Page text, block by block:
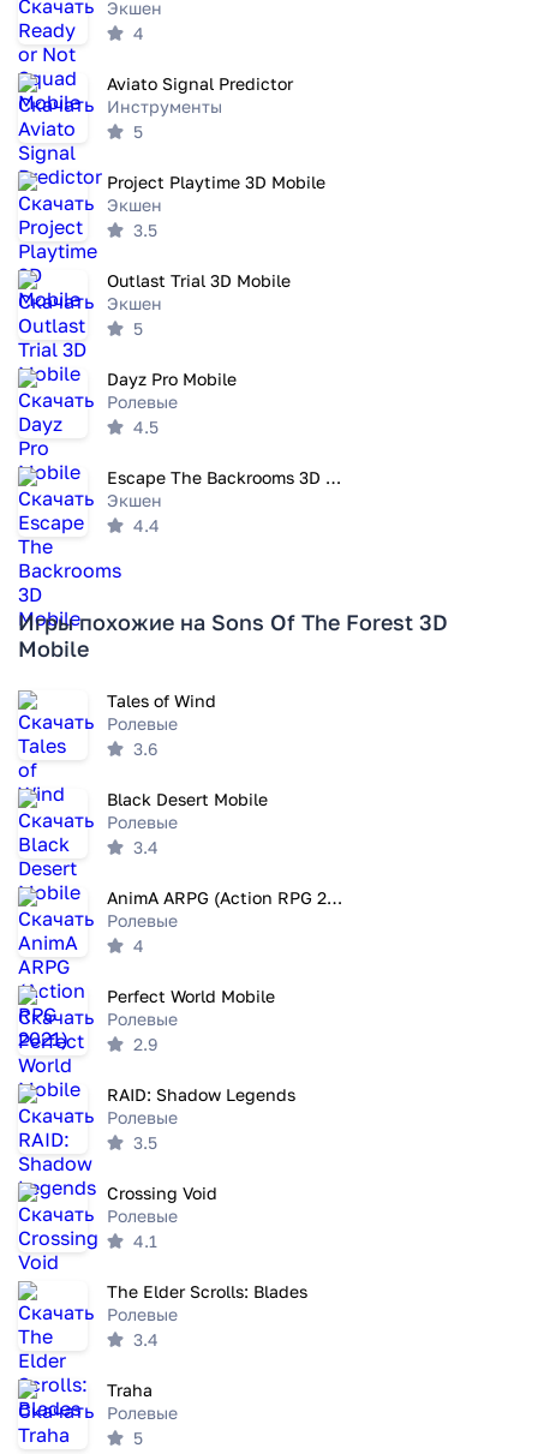
Экшен
4
Aviato Signal Predictor
Инструменты
5
Project Playtime 3D Mobile
Экшен
3.5
Outlast Trial 3D Mobile
Экшен
5
Dayz Pro Mobile
Ролевые
4.5
Escape The Backrooms 3D Mobile
Экшен
4.4
Игры похожие на Sons Of The Forest 3D
Mobile
Tales of Wind
Ролевые
3.6
Black Desert Mobile
Ролевые
3.4
AnimA ARPG (Action RPG 2021)
Ролевые
4
Perfect World Mobile
Ролевые
2.9
RAID: Shadow Legends
Ролевые
3.5
Crossing Void
Ролевые
4.1
The Elder Scrolls: Blades
Ролевые
3.4
Traha
Ролевые
5